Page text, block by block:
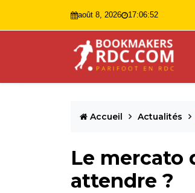
août 8, 2026 17:06:54
Accueil Actualités
Le mercato
attendre ?